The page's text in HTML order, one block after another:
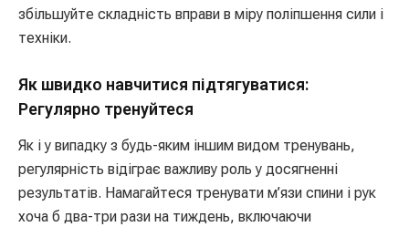
збільшуйте складність вправи в міру поліпшення сили і
техніки.
Як швидко навчитися підтягуватися:
Регулярно тренуйтеся
Як і у випадку з будь-яким іншим видом тренувань,
регулярність відіграє важливу роль у досягненні
результатів. Намагайтеся тренувати м’язи спини і рук
хоча б два-три рази на тиждень, включаючи